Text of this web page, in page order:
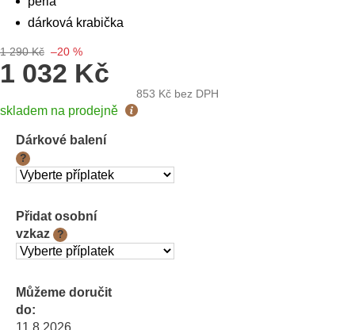
1 290 Kč –20 %
1 032 Kč
853 Kč bez DPH
Měrná
skladem na prodejně
Dárkové balení
?
Přidat osobní
vzkaz
?
Můžeme doručit
do:
11.8.2026
dárková krabička